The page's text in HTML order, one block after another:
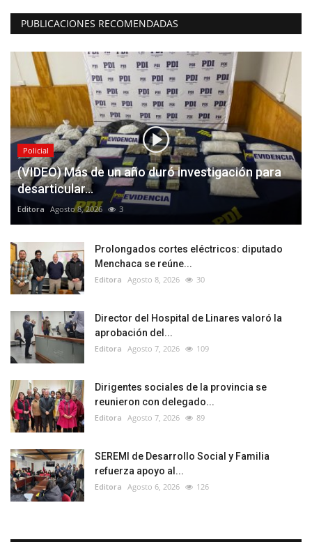
PUBLICACIONES RECOMENDADAS
Policial
(VIDEO) Más de un año duró investigación para
desarticular...
Editora Agosto 8, 2026 3
Prolongados cortes eléctricos: diputado
Menchaca se reúne...
Editora Agosto 8, 2026 30
Director del Hospital de Linares valoró la
aprobación del...
Editora Agosto 7, 2026 109
Dirigentes sociales de la provincia se
reunieron con delegado...
Editora Agosto 7, 2026 89
SEREMI de Desarrollo Social y Familia
refuerza apoyo al...
Editora Agosto 6, 2026 126